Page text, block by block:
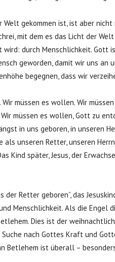
Welt gekommen ist, ist aber
mit dem es das Licht der
durch Menschlichkeit. Gott
geworden, damit wir uns an
begegnen, dass wir
müssen es wollen. Wir
müssen es wollen, Gott zu
in uns geboren, in unseren
unseren Retter, unseren
Kind später, Jesus, der
der Retter geboren”, das
Menschlichkeit. Als die Engel
Dies ist der
nach Gottes Kraft und
Betlehem ist überall –